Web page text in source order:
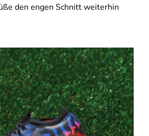
den engen Schnitt weiterhin